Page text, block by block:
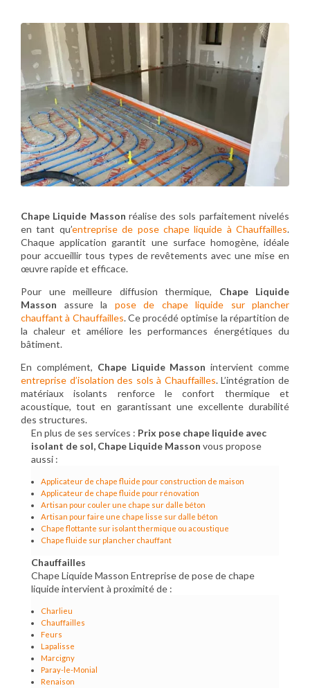
Chape Liquide Masson réalise des sols parfaitement nivelés
en tant qu’entreprise de pose chape liquide à Chauffailles.
Chaque application garantit une surface homogène, idéale
pour accueillir tous types de revêtements avec une mise en
œuvre rapide et efficace.
Pour une meilleure diffusion thermique, Chape Liquide
Masson assure la pose de chape liquide sur plancher
chauffant à Chauffailles. Ce procédé optimise la répartition de
la chaleur et améliore les performances énergétiques du
bâtiment.
En complément, Chape Liquide Masson intervient comme
entreprise d’isolation des sols à Chauffailles. L’intégration de
matériaux isolants renforce le confort thermique et
acoustique, tout en garantissant une excellente durabilité
des structures.
En plus de ses services : Prix pose chape liquide avec
isolant de sol, Chape Liquide Masson vous propose
aussi :
Applicateur de chape fluide pour construction de maison
Applicateur de chape fluide pour rénovation
Artisan pour couler une chape sur dalle béton
Artisan pour faire une chape lisse sur dalle béton
Chape flottante sur isolant thermique ou acoustique
Chape fluide sur plancher chauffant
Chauffailles
Chape Liquide Masson Entreprise de pose de chape
liquide intervient à proximité de :
Charlieu
Chauffailles
Feurs
Lapalisse
Marcigny
Paray-le-Monial
Renaison